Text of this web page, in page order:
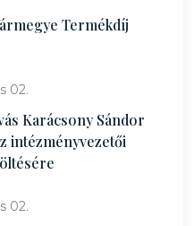
Termékdíj
02.
Karácsony Sándor
intézményvezetői
02.